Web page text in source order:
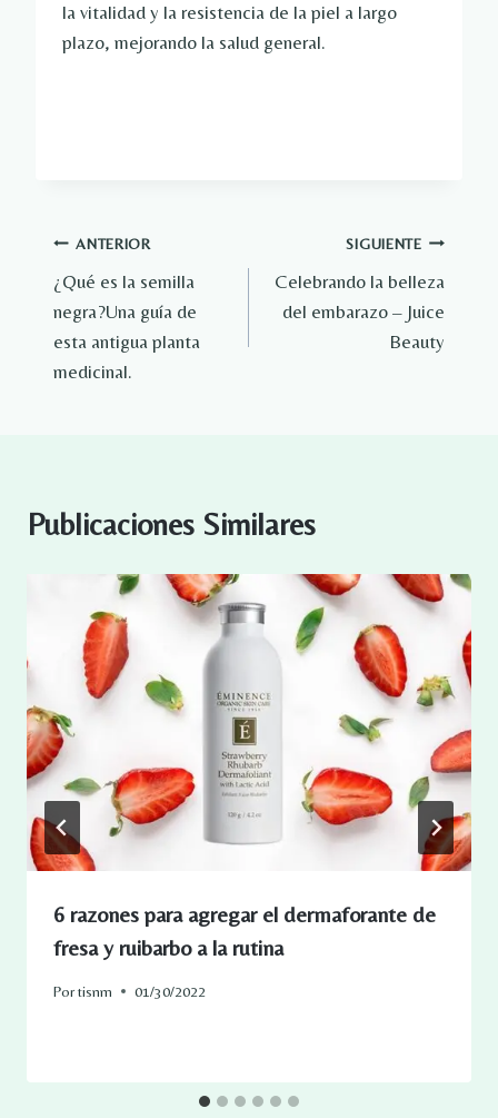
la vitalidad y la resistencia de la piel a largo
plazo, mejorando la salud general.
Navegación
de
entradas
ANTERIOR
¿Qué es la semilla
negra?Una guía de
esta antigua planta
medicinal.
SIGUIENTE
Celebrando la belleza
del embarazo – Juice
Beauty
Publicaciones Similares
6 razones para agregar el dermaforante de
fresa y ruibarbo a la rutina
Portisnm 01/30/2022